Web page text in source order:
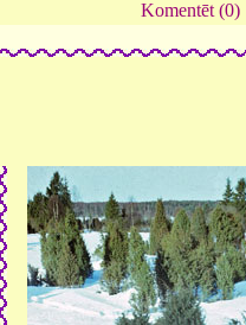
Komentēt (0)